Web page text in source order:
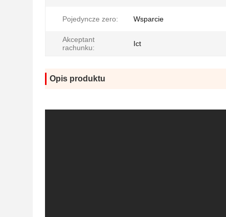
Pojedyncze zero: Wsparcie
Akceptant
rachunku:
Ict
Opis produktu